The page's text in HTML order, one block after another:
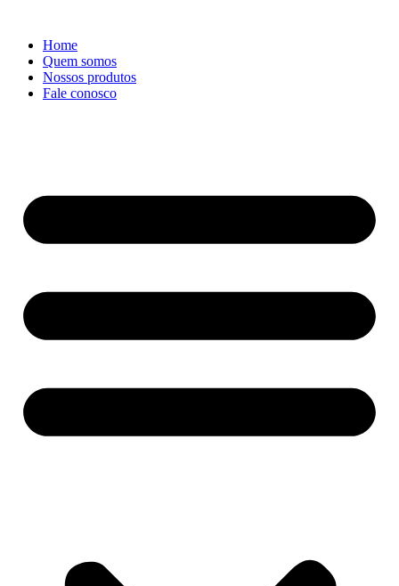
conteúdo
Home
Quem somos
Nossos produtos
Fale conosco